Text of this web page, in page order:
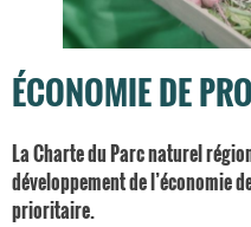
ÉCONOMIE DE
La Charte du Parc naturel
développement de l’économie
prioritaire.